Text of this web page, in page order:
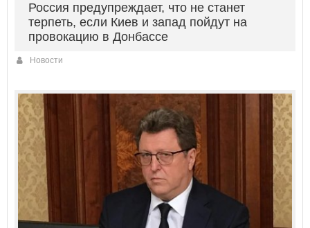
Россия предупреждает, что не станет
терпеть, если Киев и запад пойдут на
провокацию в Донбассе
Новости